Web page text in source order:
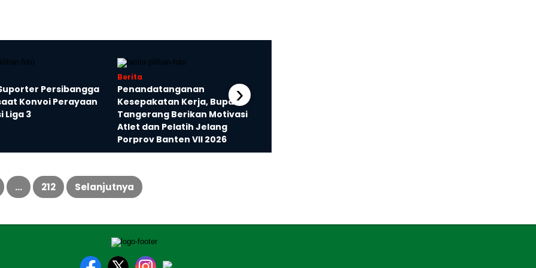
Persibangga
Konvoi Perayaan
Liga 3
Berita
Penandatanganan
Kesepakatan Kerja, Bupati
Tangerang Berikan Motivasi
Atlet dan Pelatih Jelang
Porprov Banten VII 2026
›
… 212 Selanjutnya